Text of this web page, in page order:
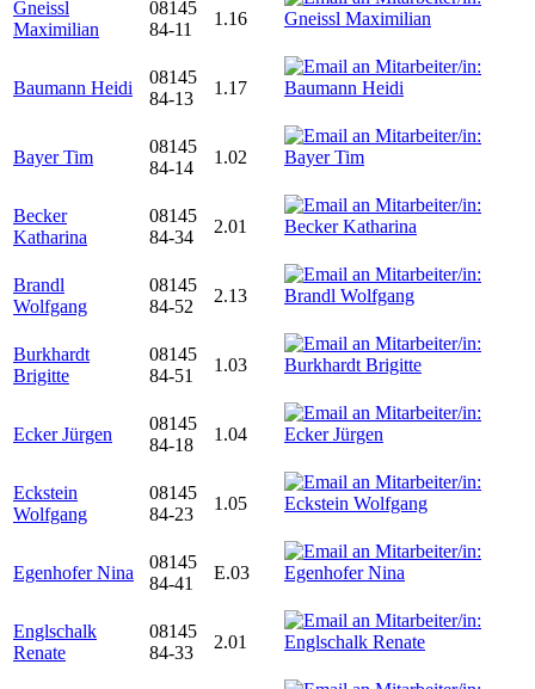
Gneissl
Maximilian
08145
84-11
1.16
Baumann Heidi
08145
84-13
1.17
Bayer Tim
08145
84-14
1.02
Becker
Katharina
08145
84-34
2.01
Brandl
Wolfgang
08145
84-52
2.13
Burkhardt
Brigitte
08145
84-51
1.03
Ecker Jürgen
08145
84-18
1.04
Eckstein
Wolfgang
08145
84-23
1.05
Egenhofer Nina
08145
84-41
E.03
Englschalk
Renate
08145
84-33
2.01